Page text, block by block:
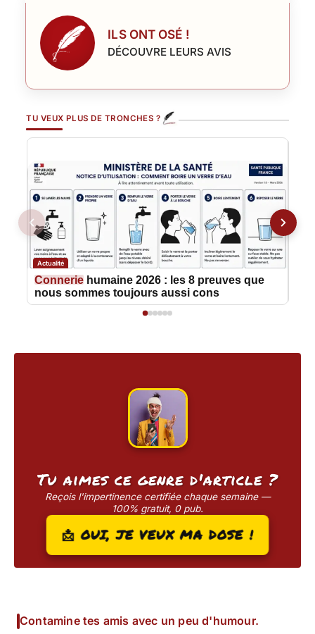
ILS ONT OSÉ !
DÉCOUVRE LEURS AVIS
TU VEUX PLUS DE TRONCHES ?
Actualité
Connerie humaine 2026 : les 8 preuves que
nous sommes toujours aussi cons
Tu aimes ce genre d'article ?
Reçois l'impertinence certifiée chaque semaine —
100% gratuit, 0 pub.
📩 OUI, JE VEUX MA DOSE !
Contamine tes amis avec un peu d'humour.